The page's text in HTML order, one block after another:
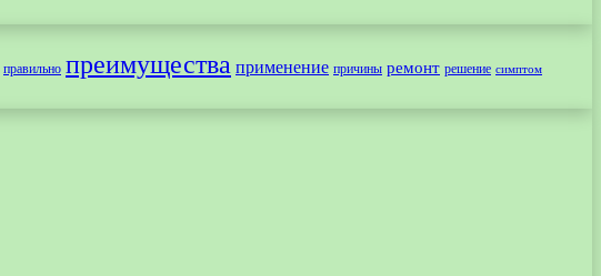
правильно преимущества применение причины ремонт решение симптом